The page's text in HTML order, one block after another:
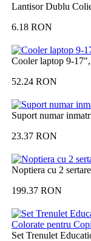
Lantisor Dublu
6.18 RON
Cooler laptop 9-
52.24 RON
Suport numar
23.37 RON
Noptiera cu 2
199.37 RON
Set Trenulet